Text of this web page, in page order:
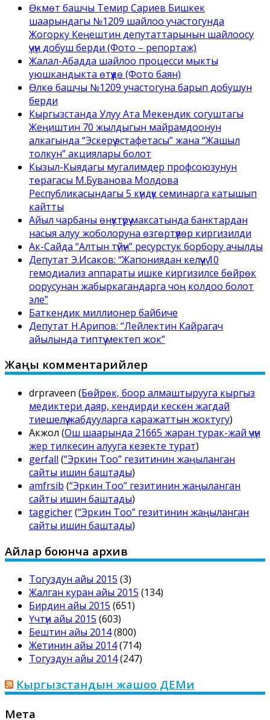
Өкмөт башчы Темир Сариев Бишкек
шаарындагы №1209 шайлоо участогунда
Жогорку Кеңештин депутаттарынын шайлоосу
үчүн добуш берди (Фото – репортаж)
Жалал-Абадда шайлоо процесси мыкты
уюшкандыкта өтүүдө (Фото баян)
Өлкө башчы №1209 участогуна барып добушун
берди
Кыргызстанда Улуу Ата Мекендик согуштагы
Жеңиштин 70 жылдыгын майрамдоонун
алкагында “Эскерүү эстафетасы” жана “Жашыл
толкун” акциялары болот
Кызыл-Кыядагы мугалимдер профсоюзунун
төрагасы М.Буванова Молдова
Республикасындагы 5 күндүк семинарга катышып
кайтты
Айыл чарбаны өнүктүрүү максатында банктардан
насыя алуу жоболоруна өзгөртүүлөр киргизилди
Ак-Сайда “Алтын түйүн” ресурстук борбору ачылды
Депутат Э.Исаков: “Жапониядан келүүчү 10
гемодиализ аппараты ишке киргизилсе бөйрөк
оорусунан жабыркагандарга чоң колдоо болот
эле”
Баткендик миллионер байбиче
Депутат Н.Арипов: “Лейлектин Кайрагач
айылында типтүү мектеп жок”
Жаңы комментарийлер
drpraveen (Бөйрөк, боор алмаштырууга кыргыз
медиктери даяр, кендирди кескен жагдай
тиешелүү жабдууларга каражаттын жоктугу)
Акжол (Ош шаарында 21665 жаран турак-жай үчүн
жер тилкесин алууга кезекте турат)
gerfall (“Эркин Тоо” гезитинин жаңыланган
сайты ишин баштады)
amfrsib (“Эркин Тоо” гезитинин жаңыланган
сайты ишин баштады)
taggicher(“Эркин Тоо” гезитинин жаңыланган
сайты ишин баштады)
Айлар боюнча архив
Тогуздун айы 2015 (3)
Жалган куран айы 2015 (134)
Бирдин айы 2015 (651)
Үчтүн айы 2015 (603)
Бештин айы 2014(800)
Жетинин айы 2014(714)
Тогуздун айы 2014(247)
Кыргызстандын жашоо ДЕМи
Мета